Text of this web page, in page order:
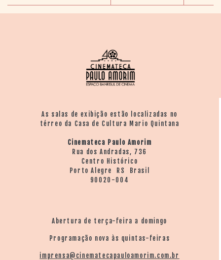
As salas de exibição estão localizadas no
térreo da Casa de Cultura Mario Quintana
Cinemateca Paulo Amorim
Rua dos Andradas, 736
Centro Histórico
Porto Alegre RS Brasil
90020-004
Abertura de terça-feira a domingo
Programação nova às quintas-feiras
imprensa@cinematecapauloamorim.com.br